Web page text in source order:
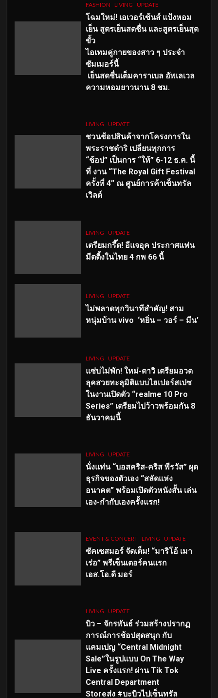
FASHION LIVING UPDATE
โฉมใหม่! เอเวอร์เซ้นส์ แป้งหอม
เย็น สูตรเย็นสดชื่น และสูตรเย็นสุด
ขั้ว
ไอเทมคู่กายของสาว ๆ ประจำ
ซัมเมอร์นี้
เย็นสดชื่นเต็มคาราเบล อัพเลเวล
ความหอมยาวนาน 8 ชม.
LIVING UPDATE
ชวนช้อปสินค้าจากโครงการใน
พระราชดำริ เปลี่ยนทุกการ
“ช้อป” เป็นการ “ให้” 6-12 ธ.ค. นี้
ที่ งาน “The Royal Gift Festival
ครั้งที่ 4” ณ ศูนย์การค้าเซ็นทรัล
เวิลด์
LIVING UPDATE
เตรียมกรี๊ด! อีแจอุค ประกาศแฟน
มีตติ้งในไทย 4 กพ 66 นี้
LIVING UPDATE
ไม่พลาดทุกวินาทีสำคัญ! สาม
หนุ่มบ้าน vivo ‘หยิ่น – วอร์ – มีน’
LIVING UPDATE
แซ่บไม่พัก! ใหม่-ดาวิ เตรียมอวด
ลุคสวยทะลุมิติแบบไฮเปอร์สเปซ
ในงานเปิดตัว “realme 10 Pro
Series” เตรียมไปว้าวพร้อมกัน 8
ธันวาคมนี้
LIVING UPDATE
นั่งแท่น “บอสคริส-คริส พีรวัส” ผุด
ธุรกิจของตัวเอง “สลัดแห่ง
อนาคต” พร้อมเปิดตัวหนังสั้น เล่น
เอง-กำกับเองครั้งแรก!
EVENT & CONCERT LIVING UPDATE
ซัคเซสมอร์ จัดเต็ม! “มาริโอ้ เมา
เร่อ” พรีเซ็นเตอร์คนแรก
เอส.โอ.ดี มอร์
LIVING UPDATE
บิว – จักรพันธ์ ร่วมสร้างปรากฏ
การณ์การช้อปสุดสนุก กับ
แคมเปญ “Central Midnight
Sale”ในรูปแบบ On The Way
Live ครั้งแรก! ผ่าน Tik Tok
Central Department
Storeส่ง #บะบิวไปเซ็นทรัล